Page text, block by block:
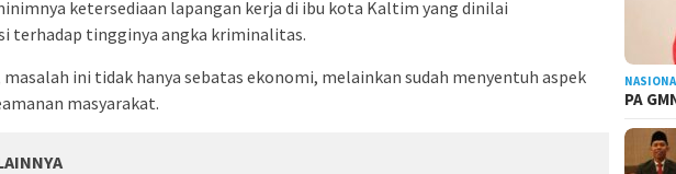
ketersediaan lapangan kerja di ibu kota Kaltim yang dinilai
terhadap tingginya angka kriminalitas.
masalah ini tidak hanya sebatas ekonomi, melainkan sudah menyentuh aspek
masyarakat.
PA